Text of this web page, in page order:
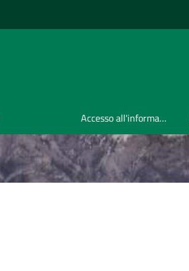
Accesso all'informazione